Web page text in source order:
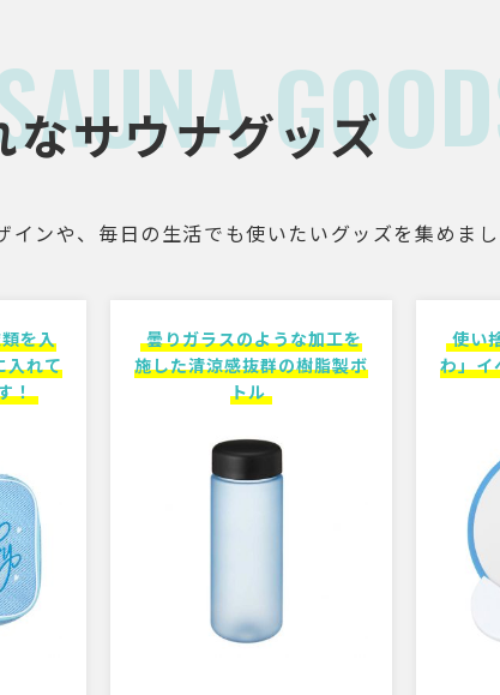
なサウナグッズ
ンや、毎日の生活でも使いたいグッズを集めまし
を入
入れて
！
曇りガラスのような加工を
施した清涼感抜群の樹脂製ボ
トル
使い
わ」イ